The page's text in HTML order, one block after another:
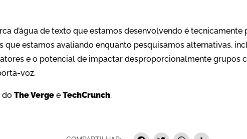
d’água de texto que estamos desenvolvendo é tecnicamente
que estamos avaliando enquanto pesquisamos alternativas,
e o potencial de impactar desproporcionalmente grupos
voz.
do The Vergee TechCrunch.